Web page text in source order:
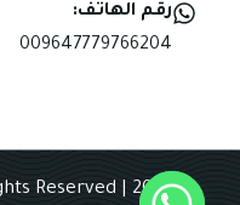
رقم الهاتف:
009647779766204
Reserved |